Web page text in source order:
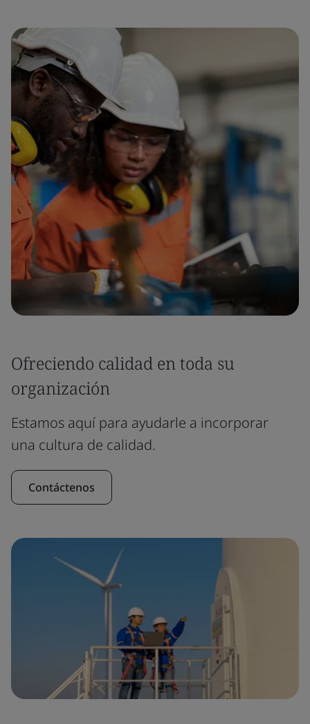
Ofreciendo calidad en toda su
organización
Estamos aquí para ayudarle a incorporar
una cultura de calidad.
Contáctenos